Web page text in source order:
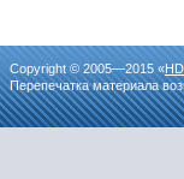
Copyright © 2005—2015 «
Перепечатка материала